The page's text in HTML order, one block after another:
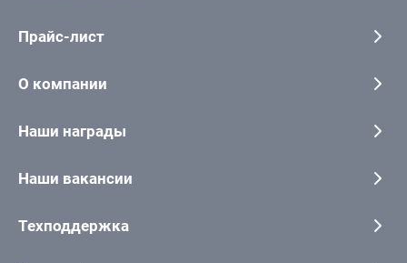
Прайс-лист
О компании
Наши награды
Наши вакансии
Техподдержка